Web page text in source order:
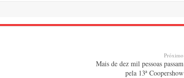
Próximo
Mais de dez mil pessoas passam
pela 13ª Coopershow